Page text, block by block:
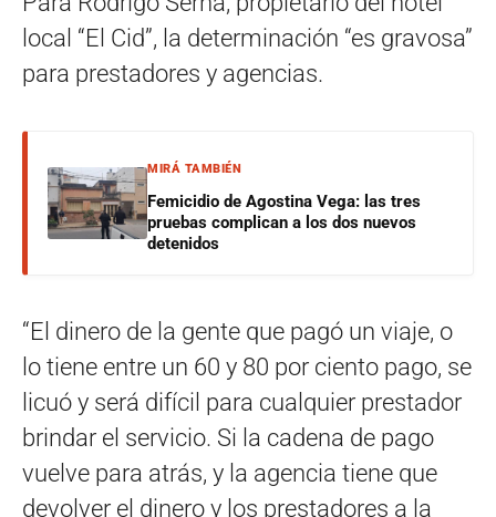
local “El Cid”, la determinación “es gravosa”
para prestadores y agencias.
MIRÁ TAMBIÉN
Femicidio de Agostina Vega: las tres
pruebas complican a los dos nuevos
detenidos
“El dinero de la gente que pagó un viaje, o
lo tiene entre un 60 y 80 por ciento pago, se
licuó y será difícil para cualquier prestador
brindar el servicio. Si la cadena de pago
vuelve para atrás, y la agencia tiene que
devolver el dinero y los prestadores a la